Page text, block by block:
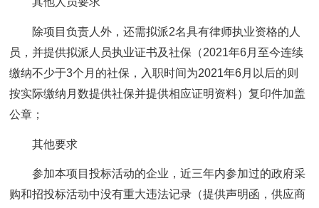
除项目负责人外，还需拟派2名具有律师执业资格的人
员，并提供拟派人员执业证书及社保（2021年6月至今连续
缴纳不少于3个月的社保，入职时间为2021年6月以后的则
按实际缴纳月数提供社保并提供相应证明资料）复印件加盖
公章；
其他要求
参加本项目投标活动的企业，近三年内参加过的政府采
购和招投标活动中没有重大违法记录（提供声明函，供应商